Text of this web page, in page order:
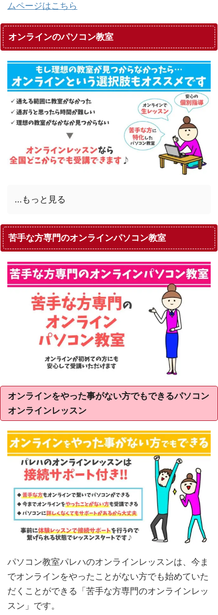
ムページはこちら
オンラインのパソコン教室
...もっと見る
苦手な方専門のオンラインパソコン教室
オンラインをやった事がない方でもできるパソコン
オンラインレッスン
パソコン教室パレハのオンラインレッスンは、今ま
でオンラインをやったことがない方でも始めていた
だくことができる「苦手な方専門のオンラインレッ
スン」です。